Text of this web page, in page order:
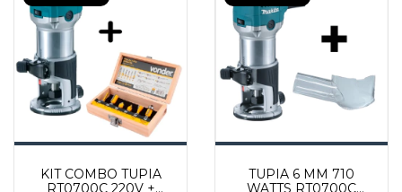
KIT COMBO TUPIA
RT0700C 220V +
TUPIA 6 MM 710
WATTS RT0700C